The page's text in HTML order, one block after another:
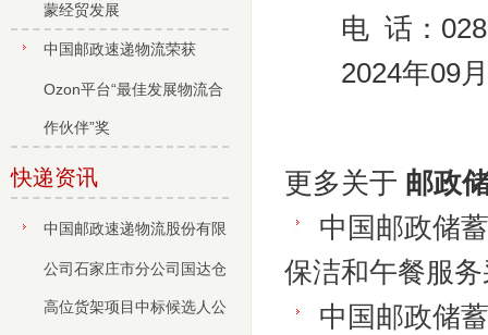
蒙经贸发展
中国邮政速递物流荣获
Ozon平台“最佳发展物流合
作伙伴”奖
快递资讯
中国邮政速递物流股份有限
公司石家庄市分公司国达仓
高位货架项目中标候选人公
电 话：028-
2024年09月
更多关于 邮政
中国邮政储
保洁和午餐服
中国邮政储